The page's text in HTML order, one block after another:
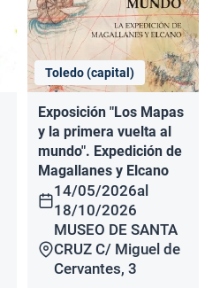
Toledo (capital)
Exposición "Los Mapas
y la primera vuelta al
mundo". Expedición de
Magallanes y Elcano
14/05/2026al
18/10/2026
MUSEO DE SANTA
CRUZ C/ Miguel de
Cervantes, 3